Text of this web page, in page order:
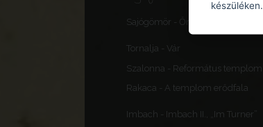
Sajógömör - Őrtorony, elővédmű
Tornalja - Vár
Szalonna - Református templom
Rakaca - A templom erődfala
Imbach - Imbach II., „Im Turner”
készüléken.